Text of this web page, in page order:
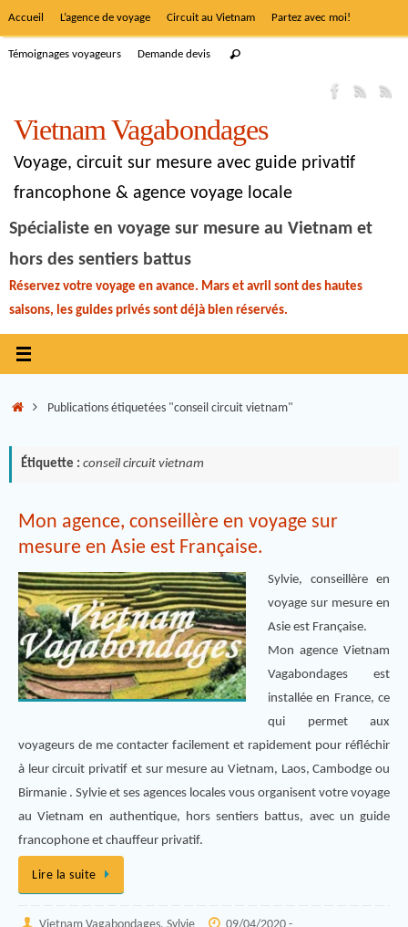
Accueil L’agence de voyage Circuit au Vietnam Partez avec moi!
Témoignages voyageurs Demande devis
Vietnam Vagabondages
Voyage, circuit sur mesure avec guide privatif
francophone & agence voyage locale
Spécialiste en voyage sur mesure au Vietnam et
hors des sentiers battus
Réservez votre voyage en avance. Mars et avril sont des hautes
saisons, les guides privés sont déjà bien réservés.
Publications étiquetées "conseil circuit vietnam"
Étiquette : conseil circuit vietnam
Mon agence, conseillère en voyage sur
mesure en Asie est Française.
Sylvie, conseillère en
voyage sur mesure en
Asie est Française.
Mon agence Vietnam
Vagabondages est
installée en France, ce
qui permet aux
voyageurs de me contacter facilement et rapidement pour réfléchir
à leur circuit privatif et sur mesure au Vietnam, Laos, Cambodge ou
Birmanie . Sylvie et ses agences locales vous organisent votre voyage
au Vietnam en authentique, hors sentiers battus, avec un guide
francophone et chauffeur privatif.
Lire la suite
Vietnam Vagabondages, Sylvie 09/04/2020 -